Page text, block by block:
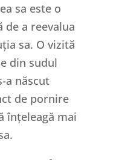
sa este o
a reevalua
sa. O vizită
din sudul
a născut
de pornire
înțeleagă mai